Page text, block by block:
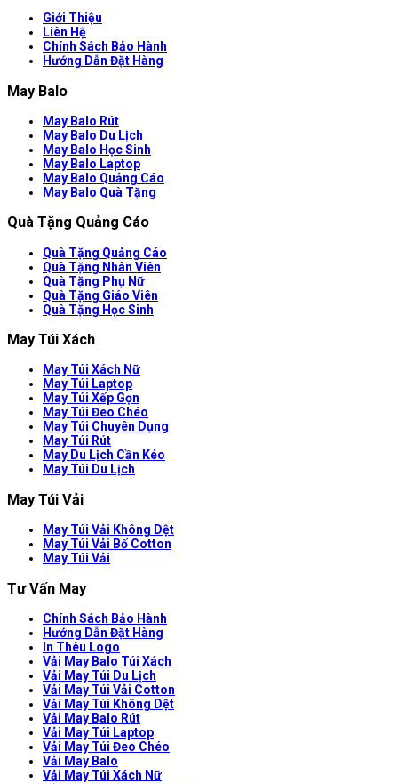
Giới Thiệu
Liên Hệ
Chính Sách Bảo Hành
Hướng Dẫn Đặt Hàng
May Balo
May Balo Rút
May Balo Du Lịch
May Balo Học Sinh
May Balo Laptop
May Balo Quảng Cáo
May Balo Quà Tặng
Quà Tặng Quảng Cáo
Quà Tặng Quảng Cáo
Quà Tặng Nhân Viên
Quà Tặng Phụ Nữ
Quà Tặng Giáo Viên
Quà Tặng Học Sinh
May Túi Xách
May Túi Xách Nữ
May Túi Laptop
May Túi Xếp Gọn
May Túi Đeo Chéo
May Túi Chuyên Dụng
May Túi Rút
May Du Lịch Cần Kéo
May Túi Du Lịch
May Túi Vải
May Túi Vải Không Dệt
May Túi Vải Bố Cotton
May Túi Vải
Tư Vấn May
Chính Sách Bảo Hành
Hướng Dẫn Đặt Hàng
In Thêu Logo
Vải May Balo Túi Xách
Vải May Túi Du Lịch
Vải May Túi Vải Cotton
Vải May Túi Không Dệt
Vải May Balo Rút
Vải May Túi Laptop
Vải May Túi Đeo Chéo
Vải May Balo
Vải May Túi Xách Nữ